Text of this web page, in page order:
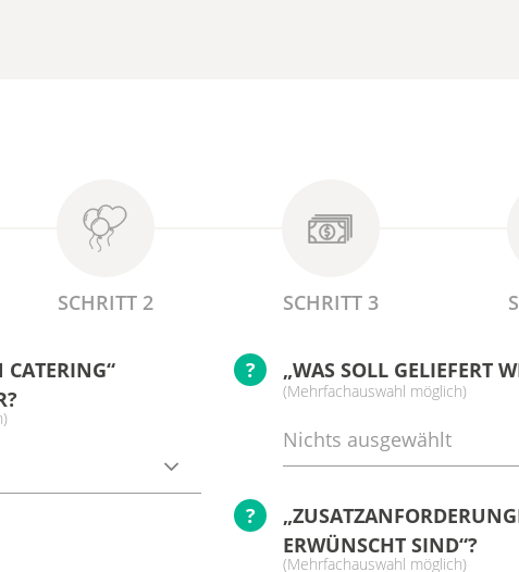
SCHRITT 2 SCHRITT 3
CATERING“
? „WAS SOLL GELIEFERT
(Mehrfachauswahl möglich)
Nichts ausgewählt
?
ERWÜNSCHT SIND“?
(Mehrfachauswahl möglich)